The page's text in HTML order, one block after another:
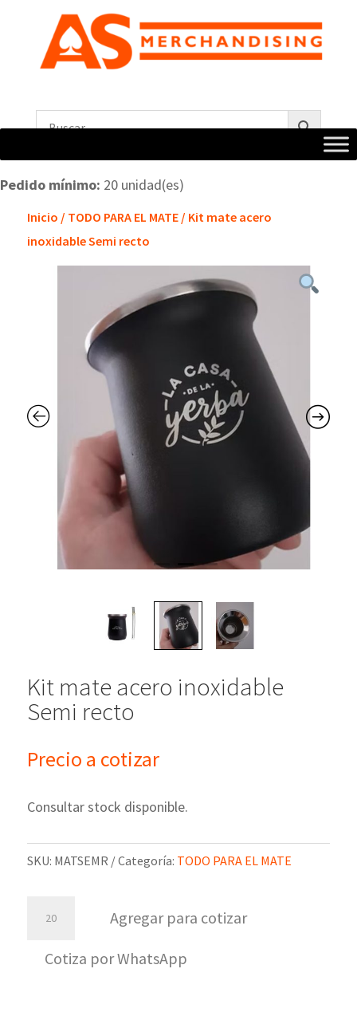
Pedido mínimo: 20 unidad(es)
Inicio / TODO PARA EL MATE/ Kit mate acero
inoxidable Semi recto
Kit mate acero inoxidable
Semi recto
Precio a cotizar
Consultar stock disponible.
SKU: MATSEMR Categoría: TODO PARA EL MATE
acero
Agregar para cotizar
Cotiza por WhatsApp